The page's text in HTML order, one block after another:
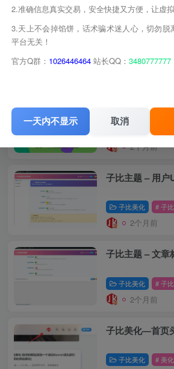
WordPress功能
版）
2个月前
子比主题 – 用户
子比美化 # 子
2个月前
子比主题 – 文章
子比美化 # 子
2个月前
子比美化—首页
子比美化 # 美
2.准确信息真实交易，安全快捷又方便，让虚拟
3.天上不会掉馅饼，话术骗术迷人心，切勿
平台无关！
官方Q群： 1026446464 站长QQ： 3480777777
一天内不显示 取消